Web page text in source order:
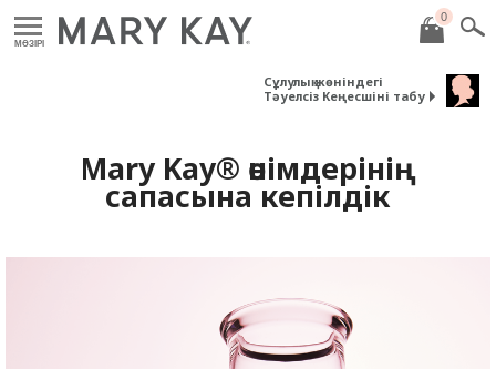
MӘЗІРІ
0
Сұлулық жөніндегі
Тәуелсіз Кеңесшіні табу
Mary Kay® өнімдерінің
сапасына кепілдік